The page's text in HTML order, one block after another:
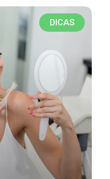
DICAS